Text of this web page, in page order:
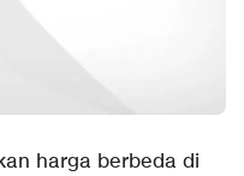
harga berbeda di